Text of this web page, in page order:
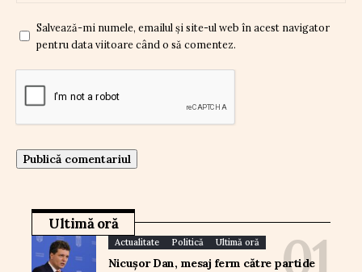
Salvează-mi numele, emailul și site-ul web în acest navigator
pentru data viitoare când o să comentez.
Ultimă oră
Actualitate Politică Ultimă oră
Nicușor Dan, mesaj ferm către partide